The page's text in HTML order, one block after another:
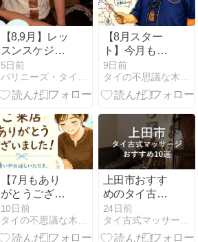
【8,9月】レッ
スンスケジュ
ール＆レッス
ンモデル募集
5日前
【8月スター
ト】今月もよ
ろしくお願い
します✨
9日前
【7月もあり
がとうござい
ました】
10日前
上田市おすす
めのタイ古式
マッサージ10
選【2026年最
新】
24日前